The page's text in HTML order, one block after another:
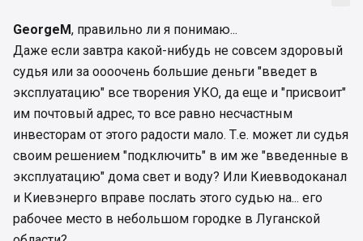
GeorgeM, правильно ли я понимаю...
Даже если завтра какой-нибудь не совсем здоровый
судья или за оооочень большие деньги "введет в
эксплуатацию" все творения УКО, да еще и "присвоит"
им почтовый адрес, то все равно несчастным
инвесторам от этого радости мало. Т.е. может ли судья
своим решением "подключить" в им же "введенные в
эксплуатацию" дома свет и воду? Или Киевводоканал
и Киевэнерго вправе послать этого судью на... его
рабочее место в небольшом городке в Луганской